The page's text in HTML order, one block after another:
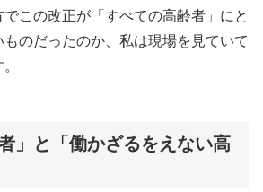
この改正が「すべての高齢者」にと
のだったのか、私は現場を見ていて
」と「働かざるをえない高